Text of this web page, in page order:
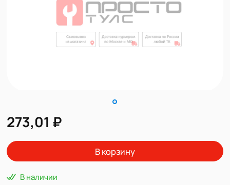
273,01 ₽
В корзину
В наличии